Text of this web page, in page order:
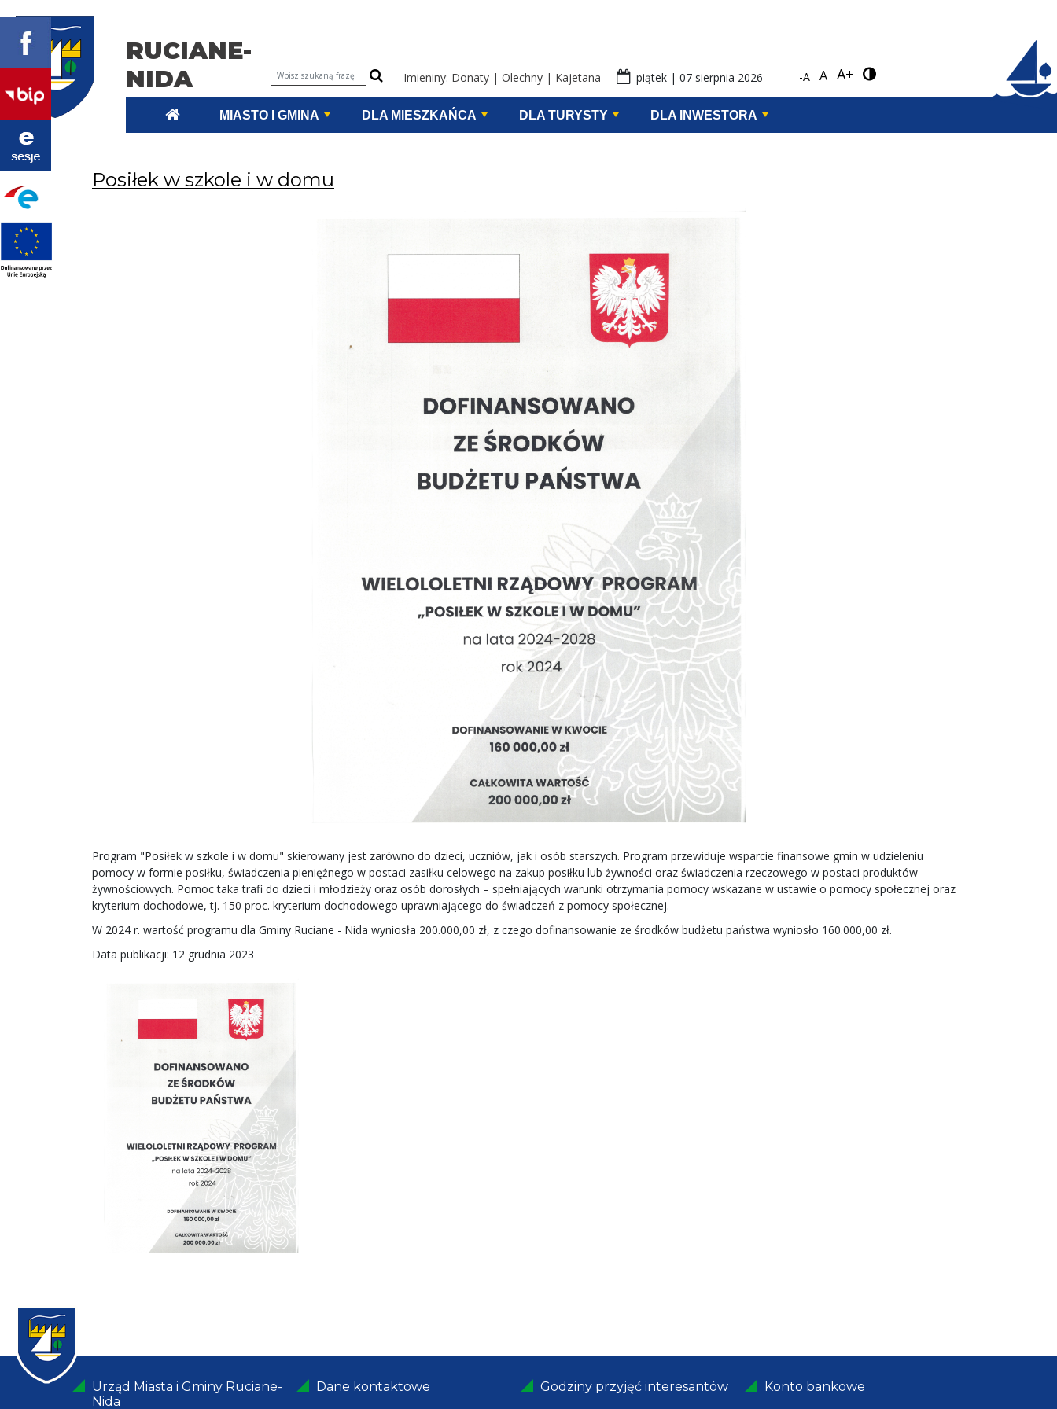
RUCIANE-
NIDA
Wyszukiwarka treści na stronieImieniny: Donaty | Olechny | Kajetana piątek | 07 sierpnia 2026 -A A A+
MIASTO I GMINA DLA MIESZKAŃCA DLA TURYSTY DLA INWESTORA
Posiłek w szkole i w domu
Program "Posiłek w szkole i w domu" skierowany jest zarówno do dzieci, uczniów, jak i osób starszych. Program przewiduje wsparcie finansowe gmin w udzieleniu
pomocy w formie posiłku, świadczenia pieniężnego w postaci zasiłku celowego na zakup posiłku lub żywności oraz świadczenia rzeczowego w postaci produktów
żywnościowych. Pomoc taka trafi do dzieci i młodzieży oraz osób dorosłych – spełniających warunki otrzymania pomocy wskazane w ustawie o pomocy społecznej oraz
kryterium dochodowe, tj. 150 proc. kryterium dochodowego uprawniającego do świadczeń z pomocy społecznej.
W 2024 r. wartość programu dla Gminy Ruciane - Nida wyniosła 200.000,00 zł, z czego dofinansowanie ze środków budżetu państwa wyniosło 160.000,00 zł.
Data publikacji: 12 grudnia 2023
Urząd Miasta i Gminy Ruciane-
Nida
Dane kontaktowe Godziny przyjęć interesantów Konto bankowe